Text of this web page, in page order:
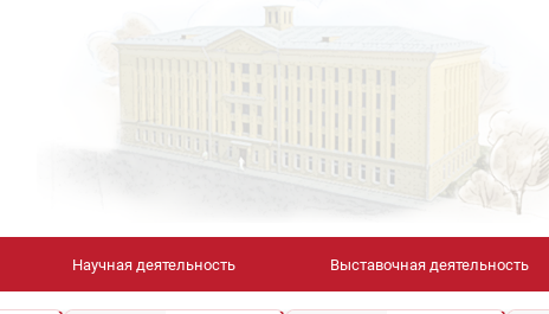
Научная деятельность Выставочная деятельность